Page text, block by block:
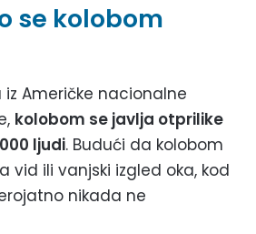
se kolobom
Američke nacionalne
kolobom se javlja otprilike
ljudi. Budući da kolobom
vid ili vanjski izgled oka, kod
nikada ne